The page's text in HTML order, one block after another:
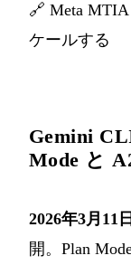
🔗 Meta
ケールする
Gemini
Mode と
2026年3月11日
開。Plan